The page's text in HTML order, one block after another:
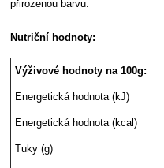
přirozenou barvu.
Nutriční hodnoty:
Výživové hodnoty na 100g:
Energetická hodnota (kJ)
Energetická hodnota (kcal)
Tuky (g)